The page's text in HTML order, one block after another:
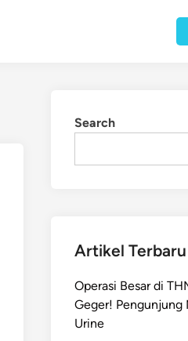
Search
Artikel Terbaru
Operasi Besar di
Geger! Pengunjung
Urine